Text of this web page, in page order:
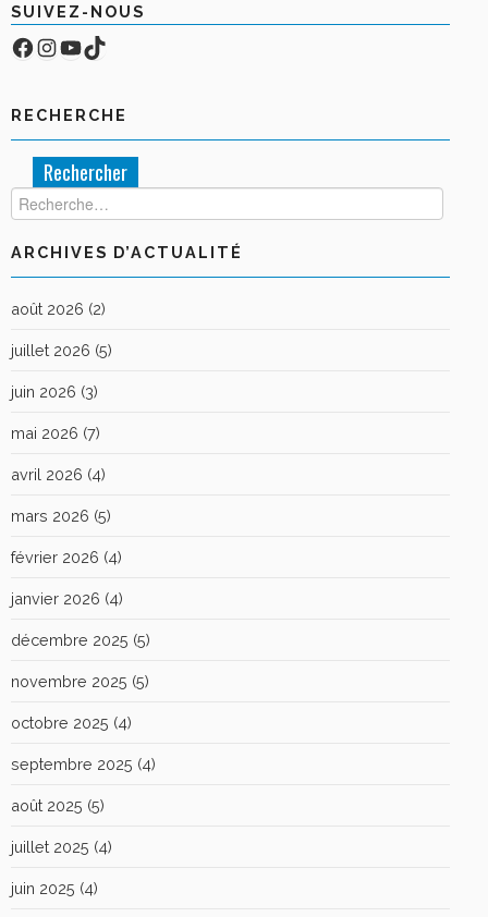
SUIVEZ-NOUS
Facebook
Compte Instagram
YouTube
TikTok
RECHERCHE
Rechercher :
ARCHIVES D’ACTUALITÉ
août 2026 (2)
juillet 2026 (5)
juin 2026 (3)
mai 2026 (7)
avril 2026 (4)
mars 2026 (5)
février 2026 (4)
janvier 2026 (4)
décembre 2025 (5)
novembre 2025 (5)
octobre 2025 (4)
septembre 2025 (4)
août 2025 (5)
juillet 2025 (4)
juin 2025 (4)